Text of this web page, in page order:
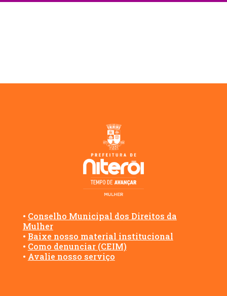
• Conselho Municipal dos Direitos da
Mulher
• Baixe nosso material institucional
• Como denunciar (CEIM)
• Avalie nosso serviço